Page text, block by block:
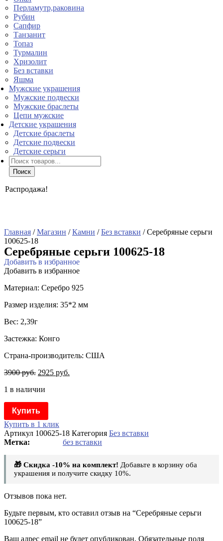
Перламутр,раковина
Рубин
Сапфир
Танзанит
Топаз
Турмалин
Хризолит
Без вставки
Яшма
Мужские украшения
Мужские подвески
Мужские браслеты
Цепи мужские
Детские украшения
Детские браслеты
Детские подвески
Детские серьги
Поиск
товаров
Поиск
Распродажа!
Главная /Магазин /Камни /Без вставки / Серебряные серьги
100625-18
Серебряные серьги 100625-18
Добавить в избранное
Добавить в избранное
Материал: Серебро 925
Размер изделия: 35*2 мм
Вес: 2,39г
Застежка: Конго
Страна-производитель: США
3900руб. 2925 руб.
1 в наличии
Купить
Купить в 1 клик
Артикул 100625-18 Категория Без вставки
без вставки
🎁 Скидка -10% на комплект! Добавьте в корзину оба
украшения и получите скидку 10%.
Отзывов пока нет.
Будьте первым, кто оставил отзыв на “Серебряные серьги
100625-18”
Ваш адрес email не будет опубликован. Обязательные поля